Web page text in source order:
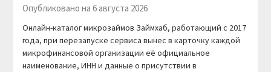
Опубликовано на 6 августа 2026
Онлайн-каталог микрозаймов Займхаб, работающий с 2017
года, при перезапуске сервиса вынес в карточку каждой
микрофинансовой организации её официальное
наименование, ИНН и данные о присутствии в